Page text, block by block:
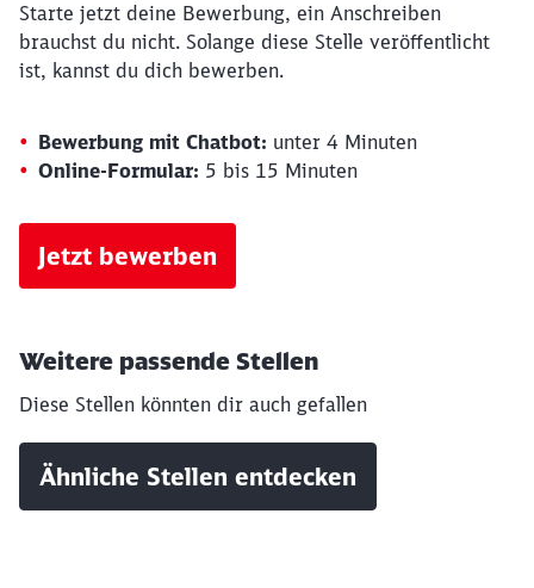
Starte jetzt deine Bewerbung, ein Anschreiben
brauchst du nicht. Solange diese Stelle veröffentlicht
ist, kannst du dich bewerben.
Bewerbung mit Chatbot: unter 4 Minuten
Online-Formular: 5 bis 15 Minuten
Jetzt bewerben
Weitere passende Stellen
Diese Stellen könnten dir auch gefallen
Ähnliche Stellen entdecken